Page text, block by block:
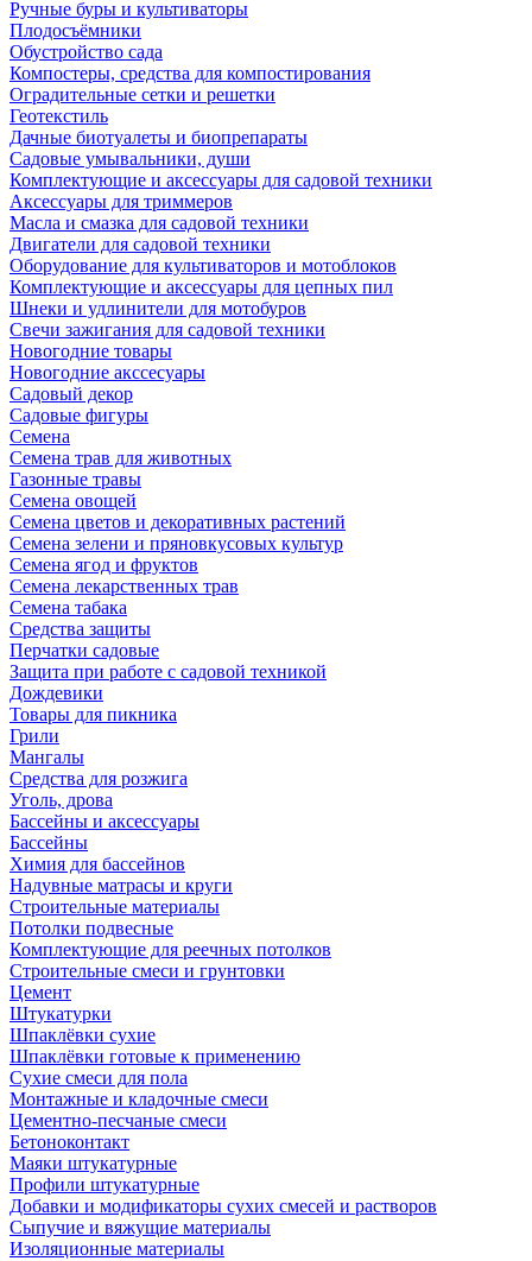
Ручные буры и культиваторы
Плодосъёмники
Обустройство сада
Компостеры, средства для компостирования
Оградительные сетки и решетки
Геотекстиль
Дачные биотуалеты и биопрепараты
Садовые умывальники, души
Комплектующие и аксессуары для садовой техники
Аксессуары для триммеров
Масла и смазка для садовой техники
Двигатели для садовой техники
Оборудование для культиваторов и мотоблоков
Комплектующие и аксессуары для цепных пил
Шнеки и удлинители для мотобуров
Свечи зажигания для садовой техники
Новогодние товары
Новогодние акссесуары
Садовый декор
Садовые фигуры
Семена
Семена трав для животных
Газонные травы
Семена овощей
Семена цветов и декоративных растений
Семена зелени и пряновкусовых культур
Семена ягод и фруктов
Семена лекарственных трав
Семена табака
Средства защиты
Перчатки садовые
Защита при работе с садовой техникой
Дождевики
Товары для пикника
Грили
Мангалы
Средства для розжига
Уголь, дрова
Бассейны и аксессуары
Бассейны
Химия для бассейнов
Надувные матрасы и круги
Строительные материалы
Потолки подвесные
Комплектующие для реечных потолков
Строительные смеси и грунтовки
Цемент
Штукатурки
Шпаклёвки сухие
Шпаклёвки готовые к применению
Сухие смеси для пола
Монтажные и кладочные смеси
Цементно-песчаные смеси
Бетоноконтакт
Маяки штукатурные
Профили штукатурные
Добавки и модификаторы сухих смесей и растворов
Сыпучие и вяжущие материалы
Изоляционные материалы